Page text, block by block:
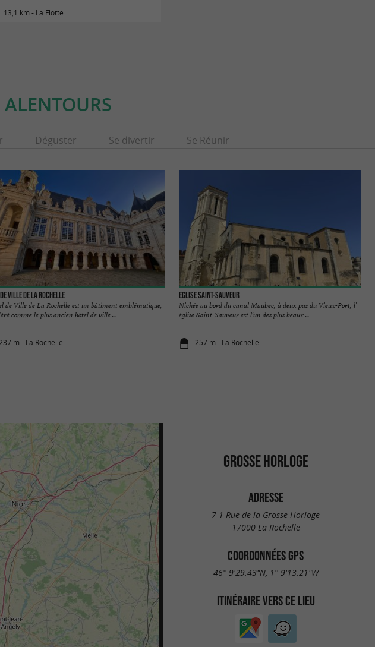
13,1 km - La Flotte
Déguster Se divertir Se Réunir
ville de La Rochelle
de Ville de La Rochelle est un bâtiment emblématique,
comme le plus ancien hôtel de ville ...
m - La Rochelle
Eglise Saint-Sauveur
Nichée au bord du canal Maubec, à deux pas du Vieux-Port, l’
église Saint-Sauveur est l’un des plus beaux ...
257 m - La Rochelle
GROSSE HORLOGE
ADRESSE
7-1 Rue de la Grosse Horloge
17000 La Rochelle
COORDONNÉES GPS
46° 9'29.43"N, 1° 9'13.21"W
ITINÉRAIRE VERS CE LIEU